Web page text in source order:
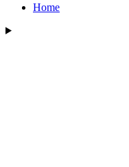
Home